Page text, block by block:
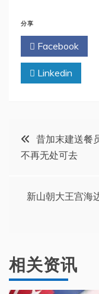
分享
Facebook
Linkedin
文
章
导
昔加末建送餐
不再无处可去
新山朝大王宫海
相关资讯